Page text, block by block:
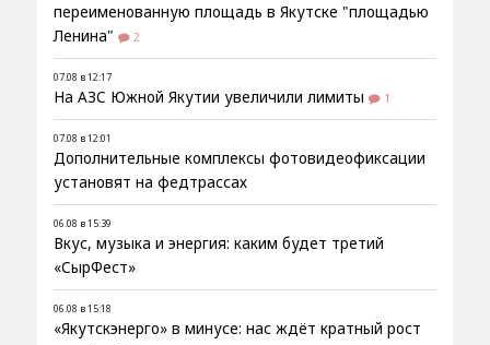
переименованную площадь в Якутске "площадью
Ленина"
2
07.08 в 12:17
На АЗС Южной Якутии увеличили лимиты 1
07.08 в 12:01
Дополнительные комплексы фотовидеофиксации
установят на федтрассах
06.08 в 15:39
Вкус, музыка и энергия: каким будет третий
«СырФест»
06.08 в 15:18
«Якутскэнерго» в минусе: нас ждёт кратный рост